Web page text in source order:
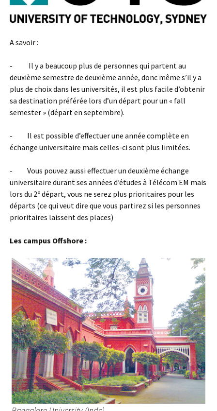
A savoir :
- Il y a beaucoup plus de personnes qui partent au
deuxième semestre de deuxième année, donc même s’il y a
plus de choix dans les universités, il est plus facile d’obtenir
sa destination préférée lors d’un départ pour un « fall
semester » (départ en septembre).
- Il est possible d’effectuer une année complète en
échange universitaire mais celles-ci sont plus limitées.
- Vous pouvez aussi effectuer un deuxième échange
universitaire durant ses années d’études à Télécom EM mais
lors du 2e départ, vous ne serez plus prioritaires pour les
départs (ce qui veut dire que vous partirez si les personnes
prioritaires laissent des places)
Les campus Offshore :